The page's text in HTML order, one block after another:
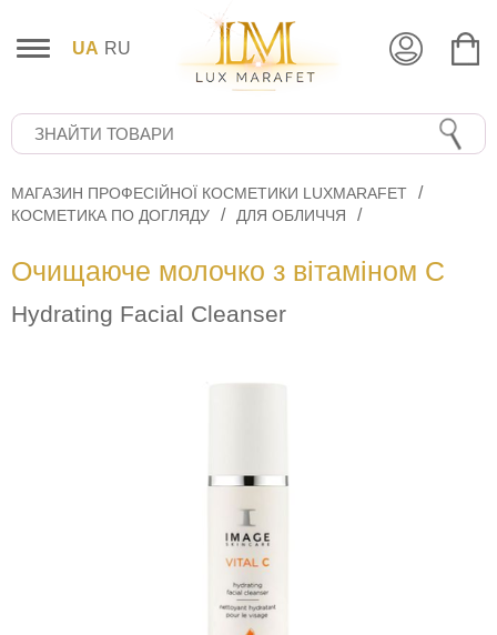
UA RU
МАГАЗИН ПРОФЕСІЙНОЇ КОСМЕТИКИ LUXMARAFET
КОСМЕТИКА ПО ДОГЛЯДУ
ДЛЯ ОБЛИЧЧЯ
Очищаюче молочко з вітаміном С
Hydrating Facial Cleanser